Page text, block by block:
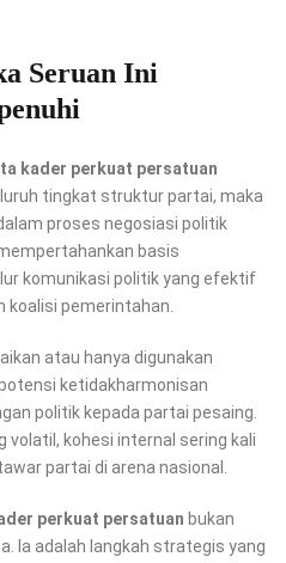
Seruan Ini
kader perkuat persatuan
tingkat struktur partai, maka
proses negosiasi politik
basis
komunikasi politik yang efektif
koalisi pemerintahan.
atau hanya digunakan
ketidakharmonisan
politik kepada partai pesaing.
volatil, kohesi internal sering kali
partai di arena nasional.
perkuat persatuan bukan
Ia adalah langkah strategis yang